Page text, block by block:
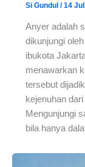
Si Gundul /14
Anyer adalah
dikunjungi
ibukota
menawarkan
tersebut
kejenuhan
Mengunjungi
bila hanya